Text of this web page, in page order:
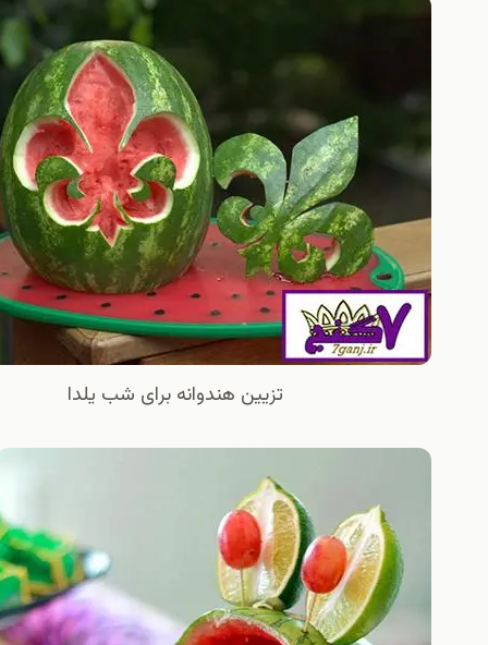
تزیین هندوانه برای شب یلدا